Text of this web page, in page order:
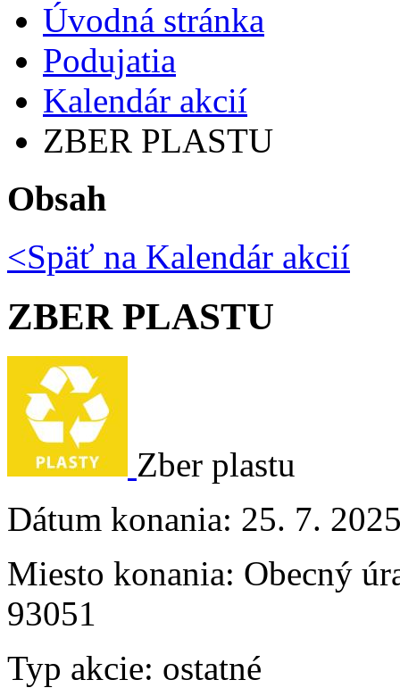
Úvodná stránka
Podujatia
Kalendár akcií
ZBER PLASTU
Obsah
<Späť na Kalendár akcií
ZBER PLASTU
Zber plastu
Dátum konania: 25. 7.
Miesto konania: Obecný
93051
Typ akcie: ostatné